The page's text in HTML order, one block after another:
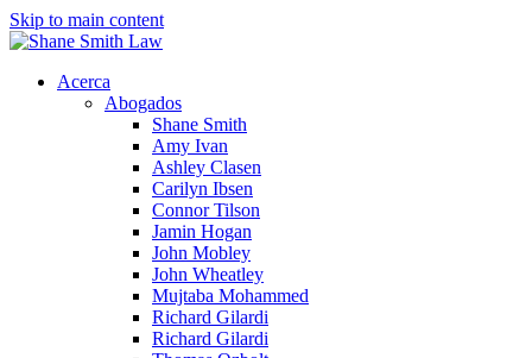
Skip to main content
Acerca
Abogados
Shane Smith
Amy Ivan
Ashley Clasen
Carilyn Ibsen
Connor Tilson
Jamin Hogan
John Mobley
John Wheatley
Mujtaba Mohammed
Richard Gilardi
Richard Gilardi